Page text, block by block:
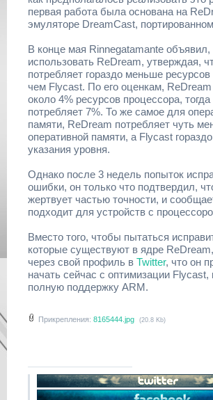
первая работа была основана на
эмуляторе DreamCast,
В конце мая Rinnegatamante объявил,
использовать ReDream, утверждая,
потребляет гораздо меньше
чем Flycast. По его оценкам, ReDream
около 4% ресурсов процессора,
потребляет 7%. То же самое для
памяти, ReDream потребляет чуть
оперативной памяти, а Flycast
указания уровня.
Однако после 3 недель попыток
ошибки, он только что подтвердил,
жертвует частью точности, и
подходит для устройств с
Вместо того, чтобы пытаться
которые существуют в ядре
через свой профиль в Twitter, что он
начать сейчас с оптимизации Flycast,
полную поддержку ARM.
Прикрепления: 8165444.jpg (20.8 Kb)